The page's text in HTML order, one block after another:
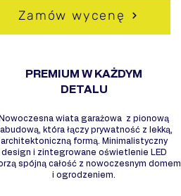
Zamów wycenę
PREMIUM W KAŻDYM
DETALU
Nowoczesna wiata garażowa z pionową
która łączy prywatność z lekką,
architektoniczną formą. Minimalistyczny
design i zintegrowane oświetlenie LED
spójną całość z nowoczesnym domem
i ogrodzeniem.